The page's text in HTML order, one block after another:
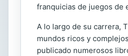
franquicias de juegos de
A lo largo de su carrera,
mundos ricos y
publicado numerosos